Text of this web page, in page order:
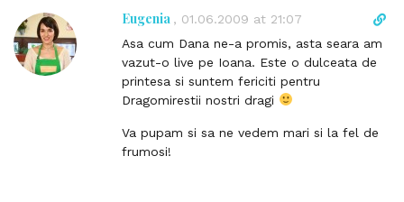
o
c
e
Eugenia , 01.06.2009 at 21:07
D
r
l
Asa cum Dana ne-a promis, asta seara am
vazut-o live pe Ioana. Este o dulceata de
printesa si suntem fericiti pentru
Dragomirestii nostri dragi
Va pupam si sa ne vedem mari si la fel de
frumosi!